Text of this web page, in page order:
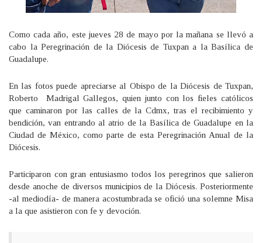
Como cada año, este jueves 28 de mayo por la mañana se llevó a
cabo la Peregrinación de la Diócesis de Tuxpan a la Basílica de
Guadalupe.
En las fotos puede apreciarse al Obispo de la Diócesis de Tuxpan,
Roberto Madrigal Gallegos, quien junto con los fieles católicos
que caminaron por las calles de la Cdmx, tras el recibimiento y
bendición, van entrando al atrio de la Basílica de Guadalupe en la
Ciudad de México, como parte de esta Peregrinación Anual de la
Diócesis.
Participaron con gran entusiasmo todos los peregrinos que salieron
desde anoche de diversos municipios de la Diócesis. Posteriormente
-al mediodía- de manera acostumbrada se ofició una solemne Misa
a la que asistieron con fe y devoción.